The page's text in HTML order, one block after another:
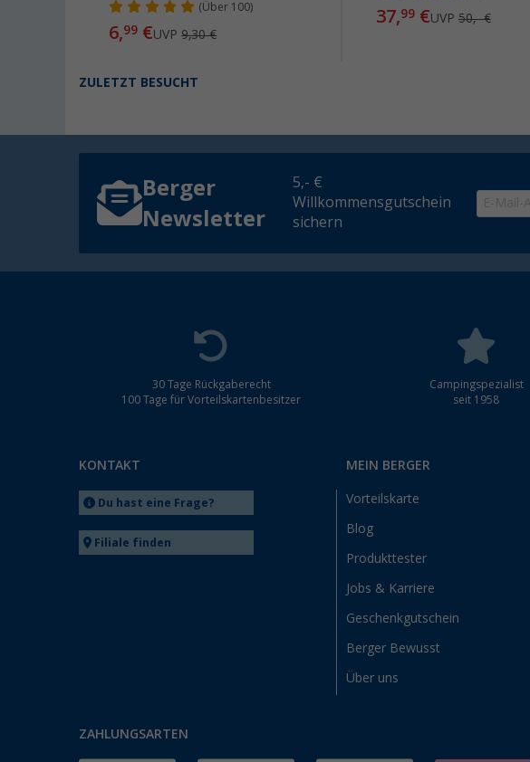
(Über 100)
6,99 €UVP9,30 €
37,99€UVP 50,- €
ZULETZT BESUCHT
Berger
Newsletter
5,- €
Willkommensgutschein
sichern
30 Tage Rückgaberecht
100 Tage für Vorteilskartenbesitzer
Campingspezialist
seit 1958
KONTAKT
Du hast eine Frage?
Filiale finden
MEIN BERGER
Vorteilskarte
Blog
Produkttester
Jobs & Karriere
Geschenkgutschein
Berger Bewusst
Über uns
ZAHLUNGSARTEN